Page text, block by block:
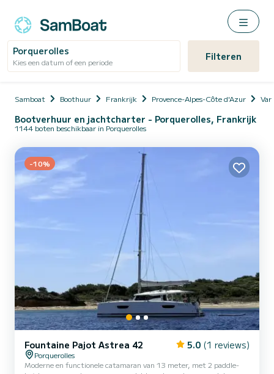
Porquerolles
Kies een datum of een periode Filteren
Samboat Boothuur Frankrijk Provence-Alpes-Côte d'Azur Var
Bootverhuur en jachtcharter - Porquerolles, Frankrijk
1144 boten beschikbaar in Porquerolles
-10%
Fountaine Pajot Astrea 42 5.0 (1 reviews)
Porquerolles
Moderne en functionele catamaran van 13 meter, met 2 paddle-